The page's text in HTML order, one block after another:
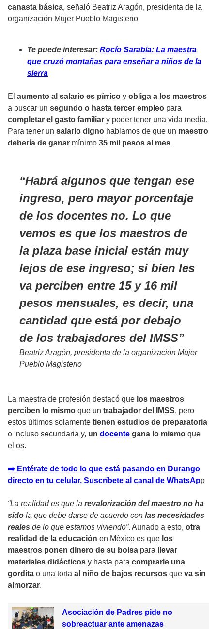
canasta básica, señaló Beatriz Aragón, presidenta de la
organización Mujer Pueblo Magisterio.
Te puede interesar: Rocío Sarabia: La maestra
que cruzó montañas para enseñar a niños de la
sierra
El aumento al salario es pírrico y obliga a los maestros
a buscar un segundo o hasta tercer empleo para
completar el gasto familiar y poder tener una vida media.
Para tener un salario digno hablamos de que un maestro
debería de ganar mínimo 35 mil pesos al mes.
Habrá algunos que tengan ese
ingreso, pero mayor porcentaje
de los docentes no. Lo que
vemos es que los maestros de
la plaza base inicial están muy
lejos de ese ingreso; si bien les
va perciben entre 15 y 16 mil
pesos mensuales, es decir, una
cantidad que está por debajo
de los trabajadores del IMSS
Beatriz Aragón, presidenta de la organización Mujer
Pueblo Magisterio
La maestra de profesión destacó que los maestros
perciben lo mismo que un trabajador del IMSS, pero
estos últimos solamente tienen estudios de preparatoria
o incluso secundaria y, un docente gana lo mismo que
ellos.
➡️ Entérate de todo lo que está pasando en Durango
directo en tu celular. Suscríbete al canal de WhatsApp
“La realidad es que la revalorización del maestro no ha
sido la que debe darse de acuerdo con las necesidades
reales de lo que estamos viviendo”. Aunado a esto, otra
realidad de la educación en México es que los
maestros ponen dinero de su bolsa para
llevar
materiales didácticos y hasta para comprarle una
gordita o una torta al niño de bajos recursos que va sin
almorzar.
Asociación de Padres pide no
sobreactuar ante amenazas